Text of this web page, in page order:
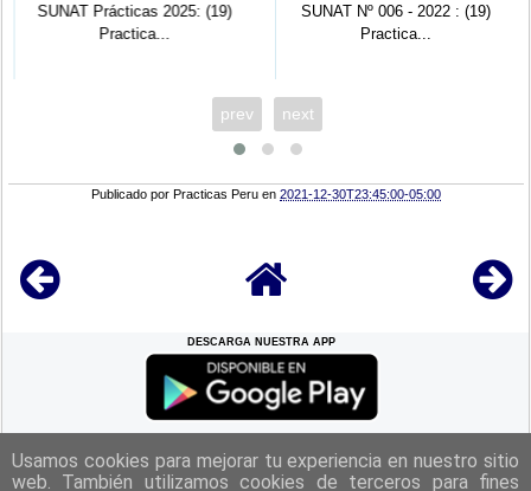
SUNAT Prácticas 2025: (19)
Practica...
SUNAT Nº 006 - 2022 : (19)
Practica...
prev next
Publicado porPracticas Peru en2021-12-30T23:45:00-05:00
DESCARGA NUESTRA APP
REGRESAR A LACIMA
Usamos cookies para mejorar tu experiencia en nuestro sitio
web. También utilizamos cookies de terceros para fines